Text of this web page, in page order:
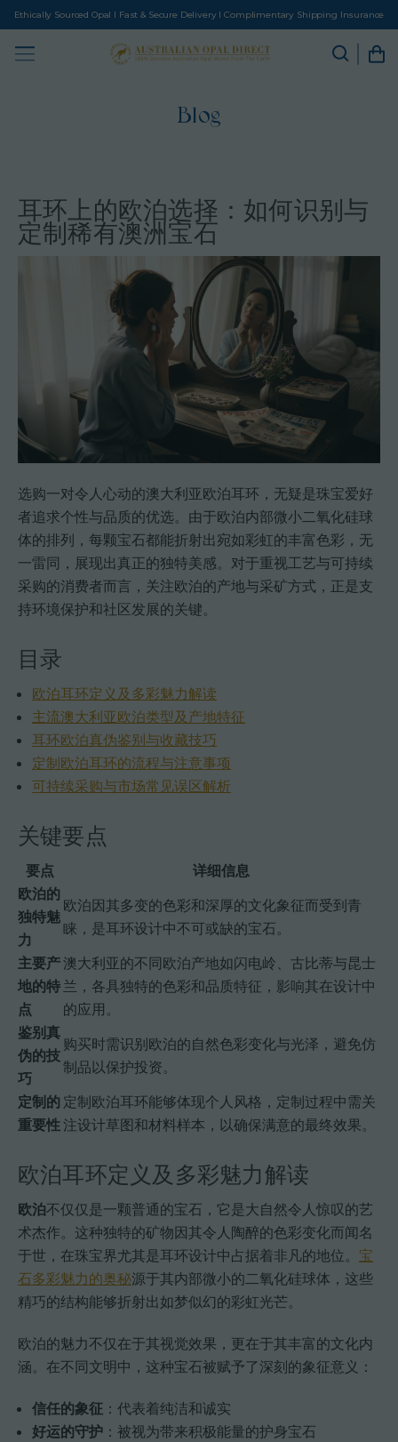
Ethically Sourced Opal I Fast & Secure Delivery I Complimentary Shipping Insurance
Blog
耳环上的欧泊选择：如何识别与
定制稀有澳洲宝石
选购一对令人心动的澳大利亚欧泊耳环，无疑是珠宝爱好
者追求个性与品质的优选。由于欧泊内部微小二氧化硅球
体的排列，每颗宝石都能折射出宛如彩虹的丰富色彩，无
一雷同，展现出真正的独特美感。对于重视工艺与可持续
采购的消费者而言，关注欧泊的产地与采矿方式，正是支
持环境保护和社区发展的关键。
目录
欧泊耳环定义及多彩魅力解读
主流澳大利亚欧泊类型及产地特征
耳环欧泊真伪鉴别与收藏技巧
定制欧泊耳环的流程与注意事项
可持续采购与市场常见误区解析
关键要点
要点
详细信息
欧泊的
独特魅
力
欧泊因其多变的色彩和深厚的文化象征而受到青
睐，是耳环设计中不可或缺的宝石。
主要产
地的特
点
澳大利亚的不同欧泊产地如闪电岭、古比蒂与昆士
兰，各具独特的色彩和品质特征，影响其在设计中
的应用。
鉴别真
伪的技
巧
购买时需识别欧泊的自然色彩变化与光泽，避免仿
制品以保护投资。
定制的
重要性
定制欧泊耳环能够体现个人风格，定制过程中需关
注设计草图和材料样本，以确保满意的最终效果。
欧泊耳环定义及多彩魅力解读
欧泊不仅仅是一颗普通的宝石，它是大自然令人惊叹的艺
术杰作。这种独特的矿物因其令人陶醉的色彩变化而闻名
于世，在珠宝界尤其是耳环设计中占据着非凡的地位。 宝
石多彩魅力的奥秘源于其内部微小的二氧化硅球体，这些
精巧的结构能够折射出如梦似幻的彩虹光芒。
欧泊的魅力不仅在于其视觉效果，更在于其丰富的文化内
涵。在不同文明中，这种宝石被赋予了深刻的象征意义：
信任的象征 ：代表着纯洁和诚实
好运的守护 ：被视为带来积极能量的护身宝石